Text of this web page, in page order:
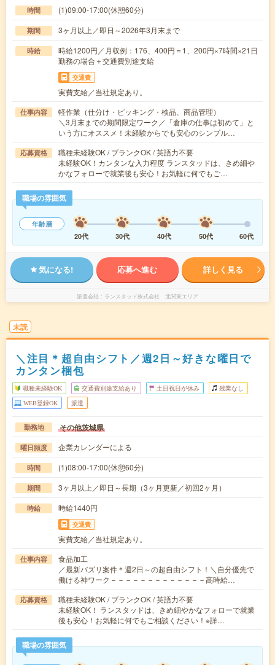
時間 (1)09:00-17:00(休憩60分)
期間 3ヶ月以上／即日～2026年3月末まで
時給
時給1200円／月収例：176、400円＝1、200円×7時間×21日
勤務の場合＋交通費別途支給
交通費
実費支給／当社規定あり。
仕事内容
軽作業（仕分け・ピッキング・検品、商品管理）
＼3月末までの期間限定ワーク／「倉庫の仕事は初めて」と
いう方にオススメ！未経験からでも安心のシンプル…
応募資格
職種未経験OK / ブランクOK / 英語力不要
未経験OK！カンタンな入力程度 ランスタッドは、きめ細や
かなフォローで就業後も安心！お気軽に何でもご…
職場の雰囲気
年齢層
20代
30代 40代 50代 60代
気になる! 応募へ進む 詳しく見る
派遣会社 ランスタッド株式会社 北関東エリア
未読
＼注目＊超自由シフト／週2日～好きな曜日で
カンタン梱包
職種未経験OK 交通費別途支給あり 土日祝日が休み 残業なし
WEB登録OK 派遣
勤務地 その他茨城県
曜日頻度 企業カレンダーによる
時間 (1)08:00-17:00(休憩60分)
期間 3ヶ月以上／即日～長期（3ヶ月更新／初回2ヶ月）
時給 時給1440円
交通費
実費支給／当社規定あり。
仕事内容
食品加工
／最新バズリ案件＊週2日～の超自由シフト！＼自分優先で
働ける神ワーク－－－－－－－－－－－－－高時給…
応募資格
職種未経験OK / ブランクOK / 英語力不要
未経験OK！ ランスタッドは、きめ細やかなフォローで就業
後も安心！お気軽に何でもご相談ください！※詳…
職場の雰囲気